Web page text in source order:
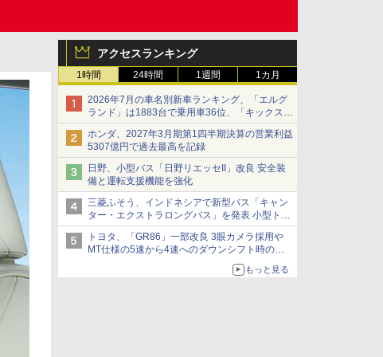
アクセスランキング
1時間 24時間 1週間 1カ月
2026年7月の車名別新車ランキング、「エルグ
ランド」は1883台で乗用車36位、「キックス」
は2591台で27位に
ホンダ、2027年3月期第1四半期決算の営業利益
5307億円で過去最高を記録
日野、小型バス「日野リエッセII」改良 安全装
備と運転支援機能を強化
三菱ふそう、インドネシアで新型バス「キャン
ター・エクストラロングバス」を発表 小型トラ
ックベースの観光・旅客輸送向けバス
トヨタ、「GR86」一部改良 3眼カメラ採用や
MT仕様の5速から4速へのダウンシフト時の操
もっと見る